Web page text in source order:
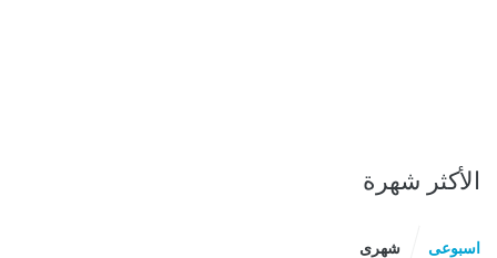
الأكثر شهرة
اسبوعى شهرى